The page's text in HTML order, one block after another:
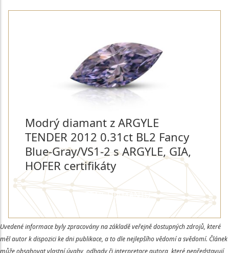
Modrý diamant z ARGYLE
TENDER 2012 0.31ct BL2 Fancy
Blue-Gray/VS1-2 s ARGYLE, GIA,
HOFER certifikáty
DETAIL DIAMANTU
Uvedené informace byly zpracovány na základě veřejně dostupných zdrojů, které
měl autor k dispozici ke dni publikace, a to dle nejlepšího vědomí a svědomí. Článek